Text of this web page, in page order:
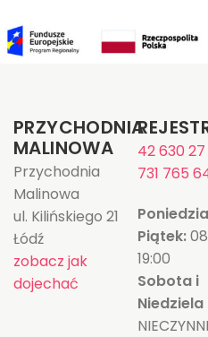
PRZYCHODNIA
MALINOWA
Przychodnia
Malinowa
ul. Kilińskiego 21
Łódź
zobacz jak
dojechać
42 630
731 765
Piątek:
19:00
Sobota i
Niedziela